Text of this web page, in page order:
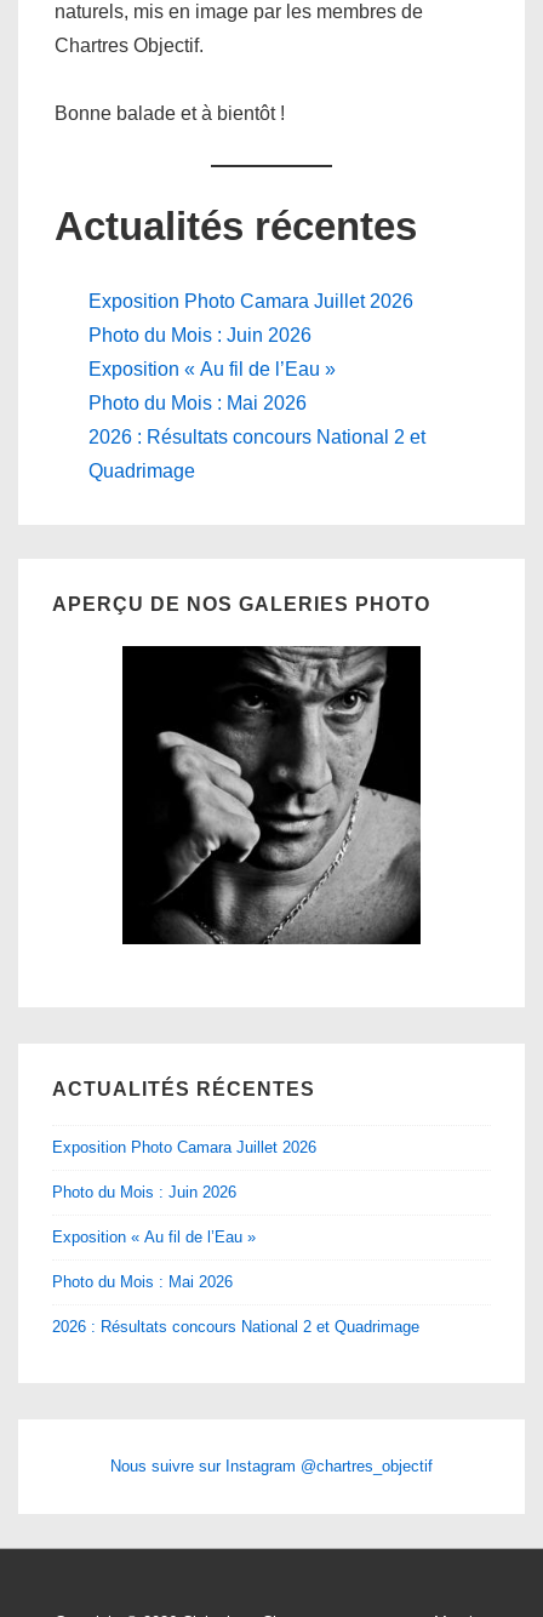
naturels, mis en image par les membres de
Chartres Objectif.
Bonne balade et à bientôt !
Actualités récentes
Exposition Photo Camara Juillet 2026
Photo du Mois : Juin 2026
Exposition « Au fil de l’Eau »
Photo du Mois : Mai 2026
2026 : Résultats concours National 2 et
Quadrimage
APERÇU DE NOS GALERIES PHOTO
ACTUALITÉS RÉCENTES
Exposition Photo Camara Juillet 2026
Photo du Mois : Juin 2026
Exposition « Au fil de l’Eau »
Photo du Mois : Mai 2026
2026 : Résultats concours National 2 et Quadrimage
Nous suivre sur Instagram @chartres_objectif